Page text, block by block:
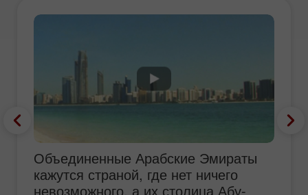
Объединенные Арабские Эмираты
кажутся страной, где нет ничего
невозможного, а их столица Абу-